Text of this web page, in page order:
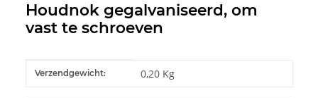
Houdnok gegalvaniseerd, om
vast te schroeven
#productDetails.itemInformation#
#productDetails.itemValue#
Verzendgewicht: 0,20 Kg